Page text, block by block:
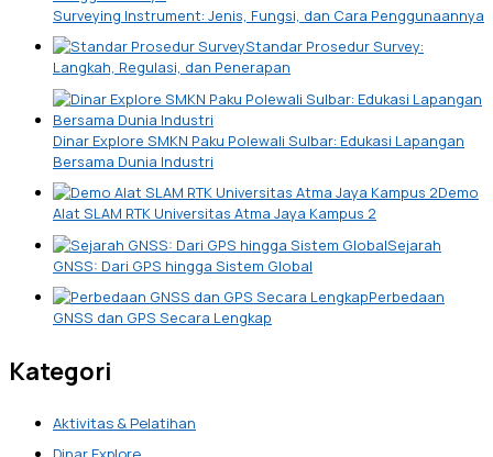
Surveying Instrument: Jenis, Fungsi, dan Cara Penggunaannya
Standar Prosedur Survey:
Langkah, Regulasi, dan Penerapan
Dinar Explore SMKN Paku Polewali Sulbar: Edukasi Lapangan
Bersama Dunia Industri
Demo
Alat SLAM RTK Universitas Atma Jaya Kampus 2
Sejarah
GNSS: Dari GPS hingga Sistem Global
Perbedaan
GNSS dan GPS Secara Lengkap
Kategori
Aktivitas & Pelatihan